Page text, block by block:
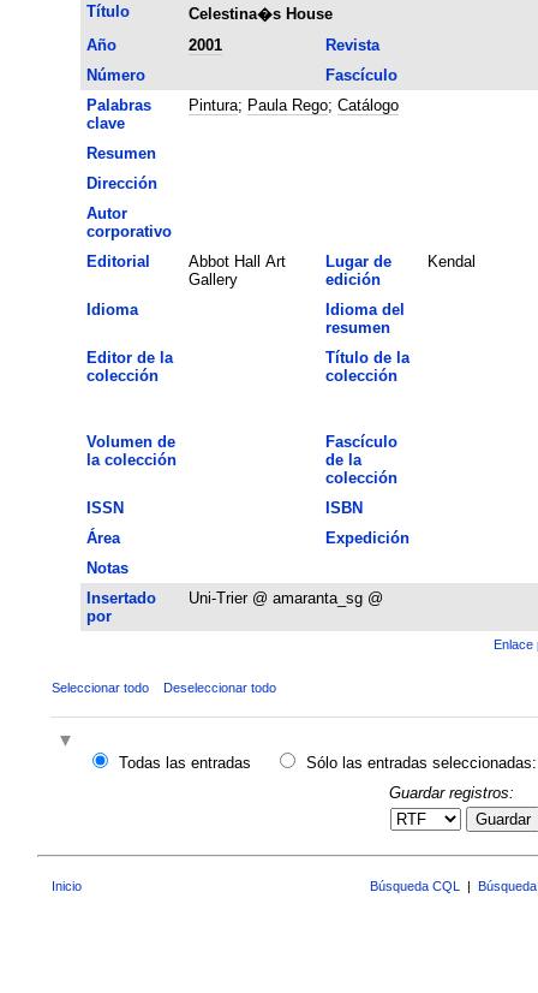
Título
Celestina�s House
Año
2001
Revista
Número
Fascículo
Palabras
clave
Pintura; Paula Rego; Catálogo
Resumen
Dirección
Autor
corporativo
Editorial
Abbot Hall Art
Gallery
Lugar de
edición
Kendal
Idioma
Idioma del
resumen
Editor de la
colección
Título de la
colección
Volumen de
la colección
Fascículo
de la
colección
ISSN
ISBN
Área
Expedición
Notas
Insertado
por
Uni-Trier @ amaranta_sg @
Enlace
Seleccionar todo Deseleccionar todo
Todas las entradas
Sólo las entradas seleccionadas:
Guardar registros:
Guardar
Inicio Búsqueda CQL